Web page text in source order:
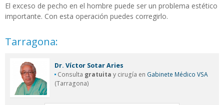
El exceso de pecho en el hombre puede ser un problema estético
importante. Con esta operación puedes corregirlo.
Tarragona:
Dr. Víctor Sotar Aries
Consulta gratuita y cirugía en Gabinete Médico VSA
(Tarragona)